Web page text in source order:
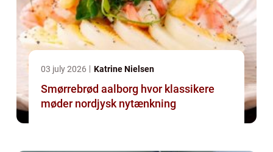
03 july 2026 Katrine Nielsen
Smørrebrød aalborg hvor klassikere
møder nordjysk nytænkning